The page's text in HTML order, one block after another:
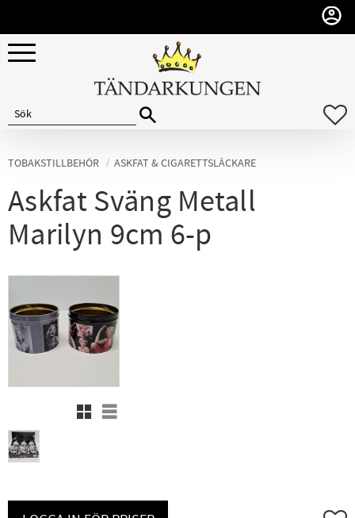
Meny
TOBAKSTILLBEHÖR ASKFAT & CIGARETTSLÄCKARE
Askfat Sväng Metall
Marilyn 9cm 6-p
Rutnätsvy
Listvy